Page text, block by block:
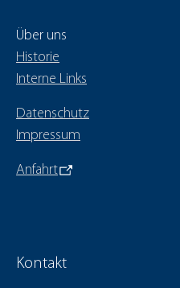
Über uns
Historie
Interne Links
Datenschutz
Impressum
Anfahrt
Kontakt